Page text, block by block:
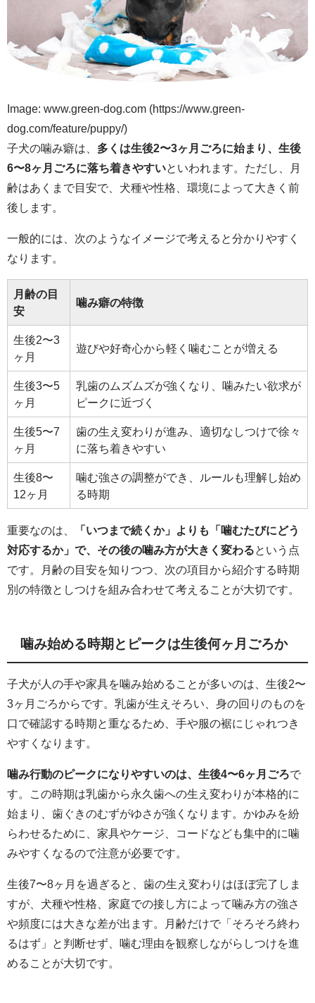
Image: www.green-dog.com (https://www.green-
dog.com/feature/puppy/)
子犬の噛み癖は、 多くは生後2〜3ヶ月ごろに始まり、生後
6〜8ヶ月ごろに落ち着きやすいといわれます。ただし、月
齢はあくまで目安で、犬種や性格、環境によって大きく前
後します。
一般的には、次のようなイメージで考えると分かりやすく
なります。
月齢の目
安
噛み癖の特徴
生後2〜3
ヶ月
遊びや好奇心から軽く噛むことが増える
生後3〜5
ヶ月
乳歯のムズムズが強くなり、噛みたい欲求が
ピークに近づく
生後5〜7
ヶ月
歯の生え変わりが進み、適切なしつけで徐々
に落ち着きやすい
生後8〜
12ヶ月
噛む強さの調整ができ、ルールも理解し始め
る時期
重要なのは、
「いつまで続くか」よりも「噛むたびにどう
対応するか」で、その後の噛み方が大きく変わる という点
です。月齢の目安を知りつつ、次の項目から紹介する時期
別の特徴としつけを組み合わせて考えることが大切です。
噛み始める時期とピークは生後何ヶ月ごろか
子犬が人の手や家具を噛み始めることが多いのは、生後2〜
3ヶ月ごろからです。乳歯が生えそろい、身の回りのものを
口で確認する時期と重なるため、手や服の裾にじゃれつき
やすくなります。
噛み行動のピークになりやすいのは、生後4〜6ヶ月ごろで
す。この時期は乳歯から永久歯への生え変わりが本格的に
始まり、歯ぐきのむずがゆさが強くなります。かゆみを紛
らわせるために、家具やケージ、コードなども集中的に噛
みやすくなるので注意が必要です。
生後7〜8ヶ月を過ぎると、歯の生え変わりはほぼ完了しま
すが、犬種や性格、家庭での接し方によって噛み方の強さ
や頻度には大きな差が出ます。月齢だけで「そろそろ終わ
るはず」と判断せず、噛む理由を観察しながらしつけを進
めることが大切です。